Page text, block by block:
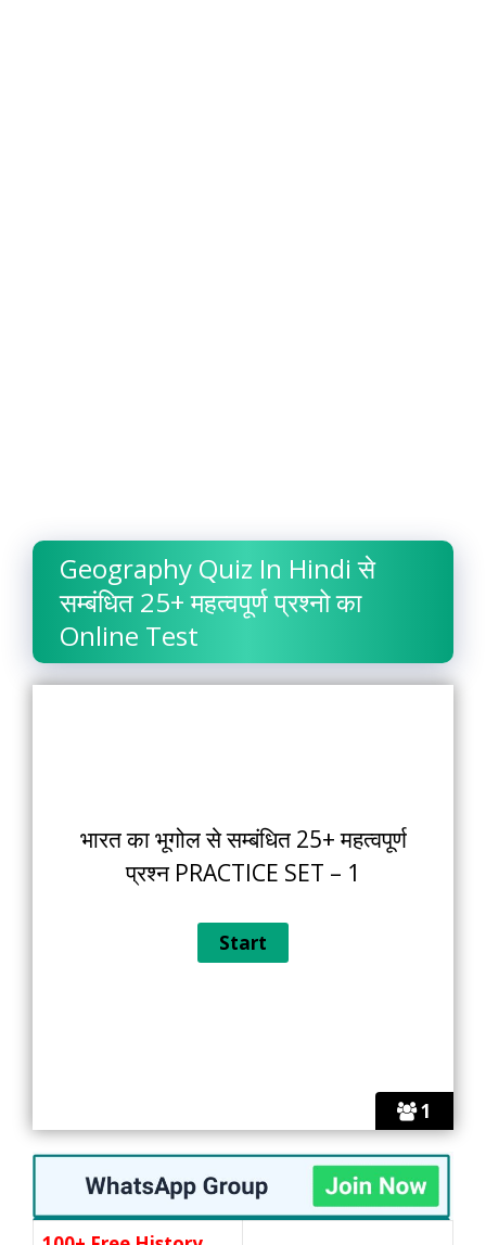
Geography Quiz In Hindi से
सम्बंधित 25+ महत्वपूर्ण प्रश्नो का
Online Test
1
भारत का भूगोल से सम्बंधित 25+ महत्वपूर्ण
प्रश्न PRACTICE SET – 1